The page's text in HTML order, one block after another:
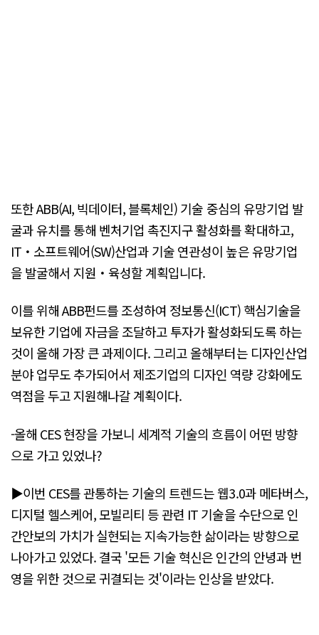
또한 ABB(AI, 빅데이터, 블록체인) 기술 중심의 유망기업 발
굴과 유치를 통해 벤처기업 촉진지구 활성화를 확대하고,
IT・소프트웨어(SW)산업과 기술 연관성이 높은 유망기업
을 발굴해서 지원・육성할 계획입니다.
이를 위해 ABB펀드를 조성하여 정보통신(ICT) 핵심기술을
보유한 기업에 자금을 조달하고 투자가 활성화되도록 하는
것이 올해 가장 큰 과제이다. 그리고 올해부터는 디자인산업
분야 업무도 추가되어서 제조기업의 디자인 역량 강화에도
역점을 두고 지원해나갈 계획이다.
-올해 CES 현장을 가보니 세계적 기술의 흐름이 어떤 방향
으로 가고 있었나?
▶이번 CES를 관통하는 기술의 트렌드는 웹3.0과 메타버스,
디지털 헬스케어, 모빌리티 등 관련 IT 기술을 수단으로 인
간안보의 가치가 실현되는 지속가능한 삶이라는 방향으로
나아가고 있었다. 결국 '모든 기술 혁신은 인간의 안녕과 번
영을 위한 것으로 귀결되는 것'이라는 인상을 받았다.